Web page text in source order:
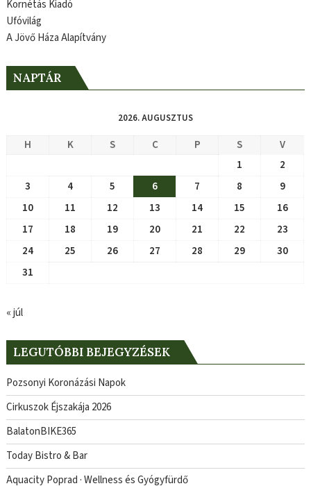
Kornétás Kiadó
Ufóvilág
A Jövő Háza Alapítvány
NAPTÁR
2026. AUGUSZTUS
H K S C P S
V
1
2
3
4 5 6 7 8
9
10
11 12 13 14 15
16
17
18 19 20 21 22
23
24
25 26 27 28 29
30
31
« júl
LEGUTÓBBI BEJEGYZÉSEK
Pozsonyi Koronázási Napok
Cirkuszok Éjszakája 2026
BalatonBIKE365
Today Bistro & Bar
Aquacity Poprad · Wellness és Gyógyfürdő